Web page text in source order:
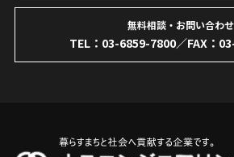
無料相談・お問い合わせ
TEL： 03-6859-7800／FAX：